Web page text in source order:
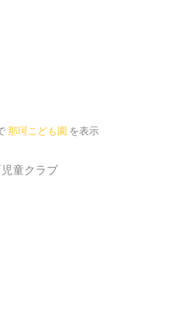
那珂こども園 を表示
児童クラブ